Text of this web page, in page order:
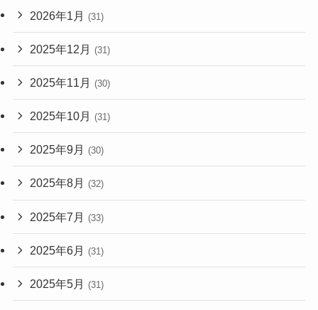
2026年1月 (31)
2025年12月 (31)
2025年11月 (30)
2025年10月 (31)
2025年9月 (30)
2025年8月 (32)
2025年7月 (33)
2025年6月 (31)
2025年5月 (31)